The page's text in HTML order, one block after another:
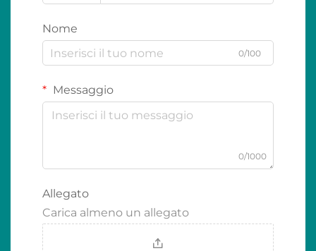
Nome
0/100
Messaggio
0/1000
Allegato
Carica almeno un allegato